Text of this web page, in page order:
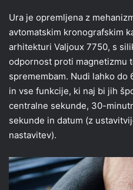
Ura je opremljena z
avtomatskim kronografskim
arhitekturi Valjoux 7750, s
odpornost proti magnetizmu
spremembam. Nudi lahko
in vse funkcije, ki naj bi jih
centralne sekunde, 30-
sekunde in datum (z
nastavitev).